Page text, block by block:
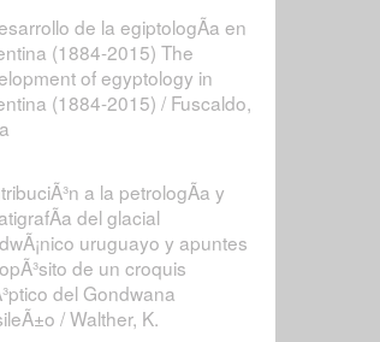
de la egiptologÃ­a en
(1884-2015) The
of egyptology in
(1884-2015) / Fuscaldo,
a la petrologÃ­a y
del glacial
uruguayo y apuntes
de un croquis
del Gondwana
/ Walther, K.